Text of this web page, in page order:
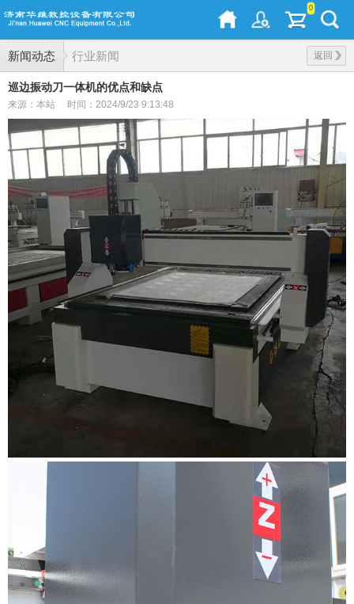
0
新闻动态 返回
行业新闻
巡边振动刀一体机的优点和缺点
来源：本站 时间：2024/9/23 9:13:48